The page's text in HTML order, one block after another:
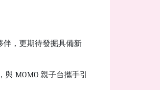
伴，更期待發掘具備新
MOMO 親子台攜手引